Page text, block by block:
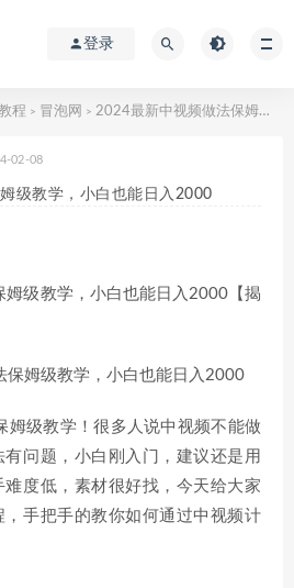
登录
程 > 冒泡网 > 2024最新中视频做法保姆级教学，小白也能日入2000
02-08
级教学，小白也能日入2000
级教学，小白也能日入2000【揭
姆级教学！很多人说中视频不能做
有问题，小白刚入门，建议还是用
度低，素材很好找，今天给大家
手把手的教你如何通过中视频计